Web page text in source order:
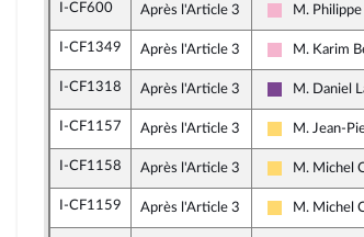
I-CF600 Après l'Article 3
Socialistes et
M.
I-CF1349 Après l'Article 3
Socialistes et
M. Karim
I-CF1318 Après l'Article 3
Ensemble
M. Daniel
I-CF1157 Après l'Article 3
Libertés,
M. Jean-
I-CF1158 Après l'Article 3
Libertés,
M. Michel
I-CF1159 Après l'Article 3
Libertés,
M. Michel